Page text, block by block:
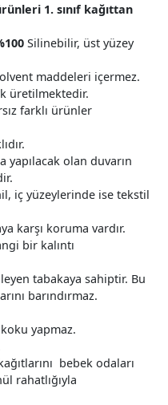
1. sınıf kağıttan
Silinebilir, üst yüzey
maddeleri içermez.
üretilmektedir.
farklı ürünler
yapılacak olan duvarın
iç yüzeylerinde ise tekstil
karşı koruma vardır.
bir kalıntı
tabakaya sahiptir. Bu
barındırmaz.
yapmaz.
bebek odaları
rahatlığıyla